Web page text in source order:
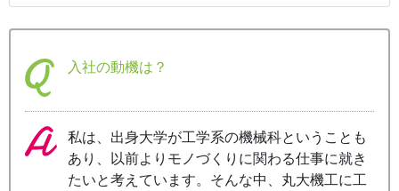
入社の動機は？
私は、出身大学が工学系の機械科ということも
あり、以前よりモノづくりに関わる仕事に就き
たいと考えています。そんな中、丸大機工に工